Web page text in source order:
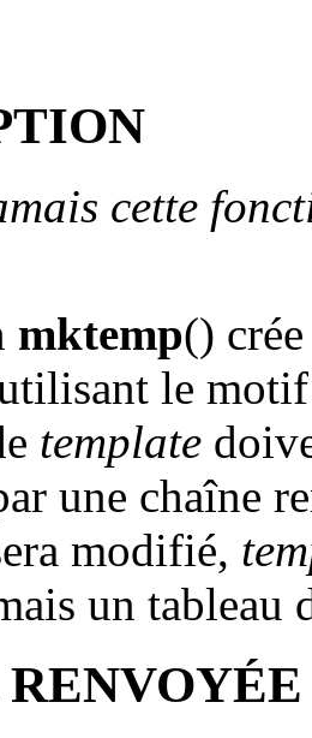
cette
mktemp()
le
template
une chaîne
modifié,
un tableau